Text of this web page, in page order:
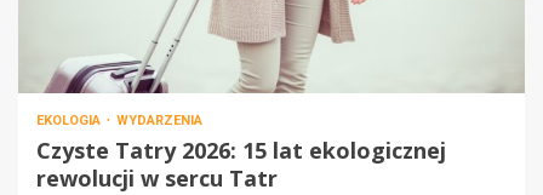
EKOLOGIA WYDARZENIA
Czyste Tatry 2026: 15 lat ekologicznej
rewolucji w sercu Tatr